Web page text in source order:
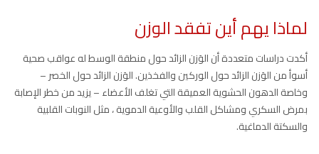
لماذا يهم أين تفقد الوزن
أكدت دراسات متعددة أن الوَزن الزائد حول منطقة الوسط له عواقب صحية
أسوأ من الوَزن الزائد حول الوركين والفخذين. الوَزن الزائد حول الخصر –
وخاصة الدهون الحشوية العميقة التي تغلف الأعضاء – يزيد من خطر الإصابة
بمرض السكري ومشاكل القلب والأوعية الدموية ، مثل النوبات القلبية
والسكتة الدماغية.